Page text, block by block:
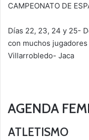
CAMPEONATO DE
Días 22, 23, 24 y 25-
con muchos
Villarrobledo- Jaca
AGENDA
ATLETISMO